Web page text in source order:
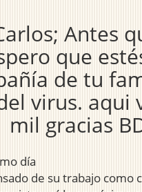
Antes
que
de tu
virus. aqui
mil gracias
día
de su trabajo como